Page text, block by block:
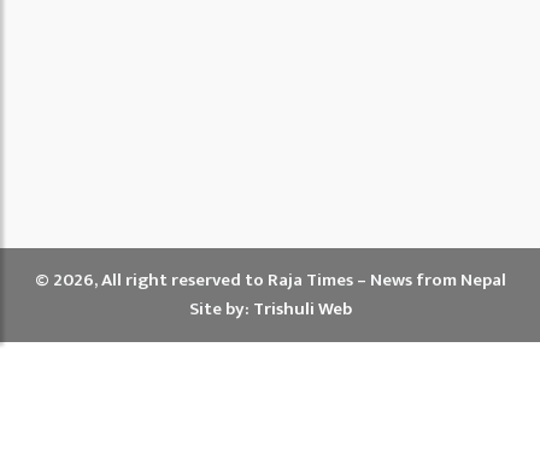
© 2026, All right reserved to Raja Times – News from Nepal
Site by: Trishuli Web